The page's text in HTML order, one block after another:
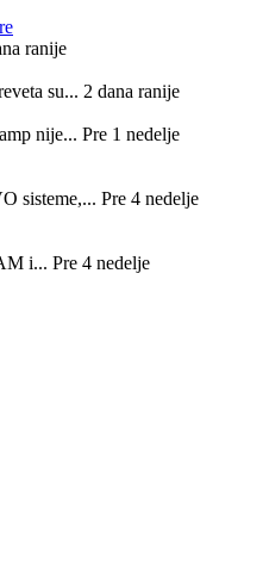
ranije
su... 2 dana ranije
nije... Pre 1 nedelje
sisteme,... Pre 4 nedelje
i... Pre 4 nedelje